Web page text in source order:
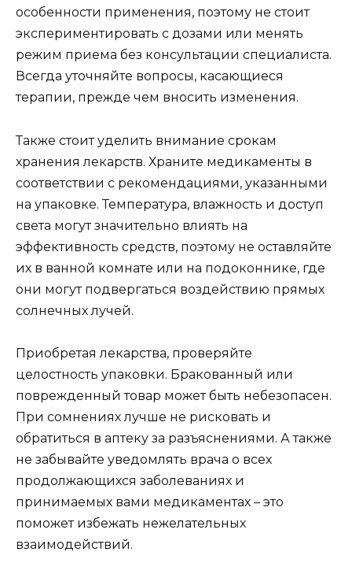
особенности применения, поэтому не стоит
экспериментировать с дозами или менять
режим приема без консультации специалиста.
Всегда уточняйте вопросы, касающиеся
терапии, прежде чем вносить изменения.
Также стоит уделить внимание срокам
хранения лекарств. Храните медикаменты в
соответствии с рекомендациями, указанными
на упаковке. Температура, влажность и доступ
света могут значительно влиять на
эффективность средств, поэтому не оставляйте
их в ванной комнате или на подоконнике, где
они могут подвергаться воздействию прямых
солнечных лучей.
Приобретая лекарства, проверяйте
целостность упаковки. Бракованный или
поврежденный товар может быть небезопасен.
При сомнениях лучше не рисковать и
обратиться в аптеку за разъяснениями. А также
не забывайте уведомлять врача о всех
продолжающихся заболеваниях и
принимаемых вами медикаментах – это
поможет избежать нежелательных
взаимодействий.